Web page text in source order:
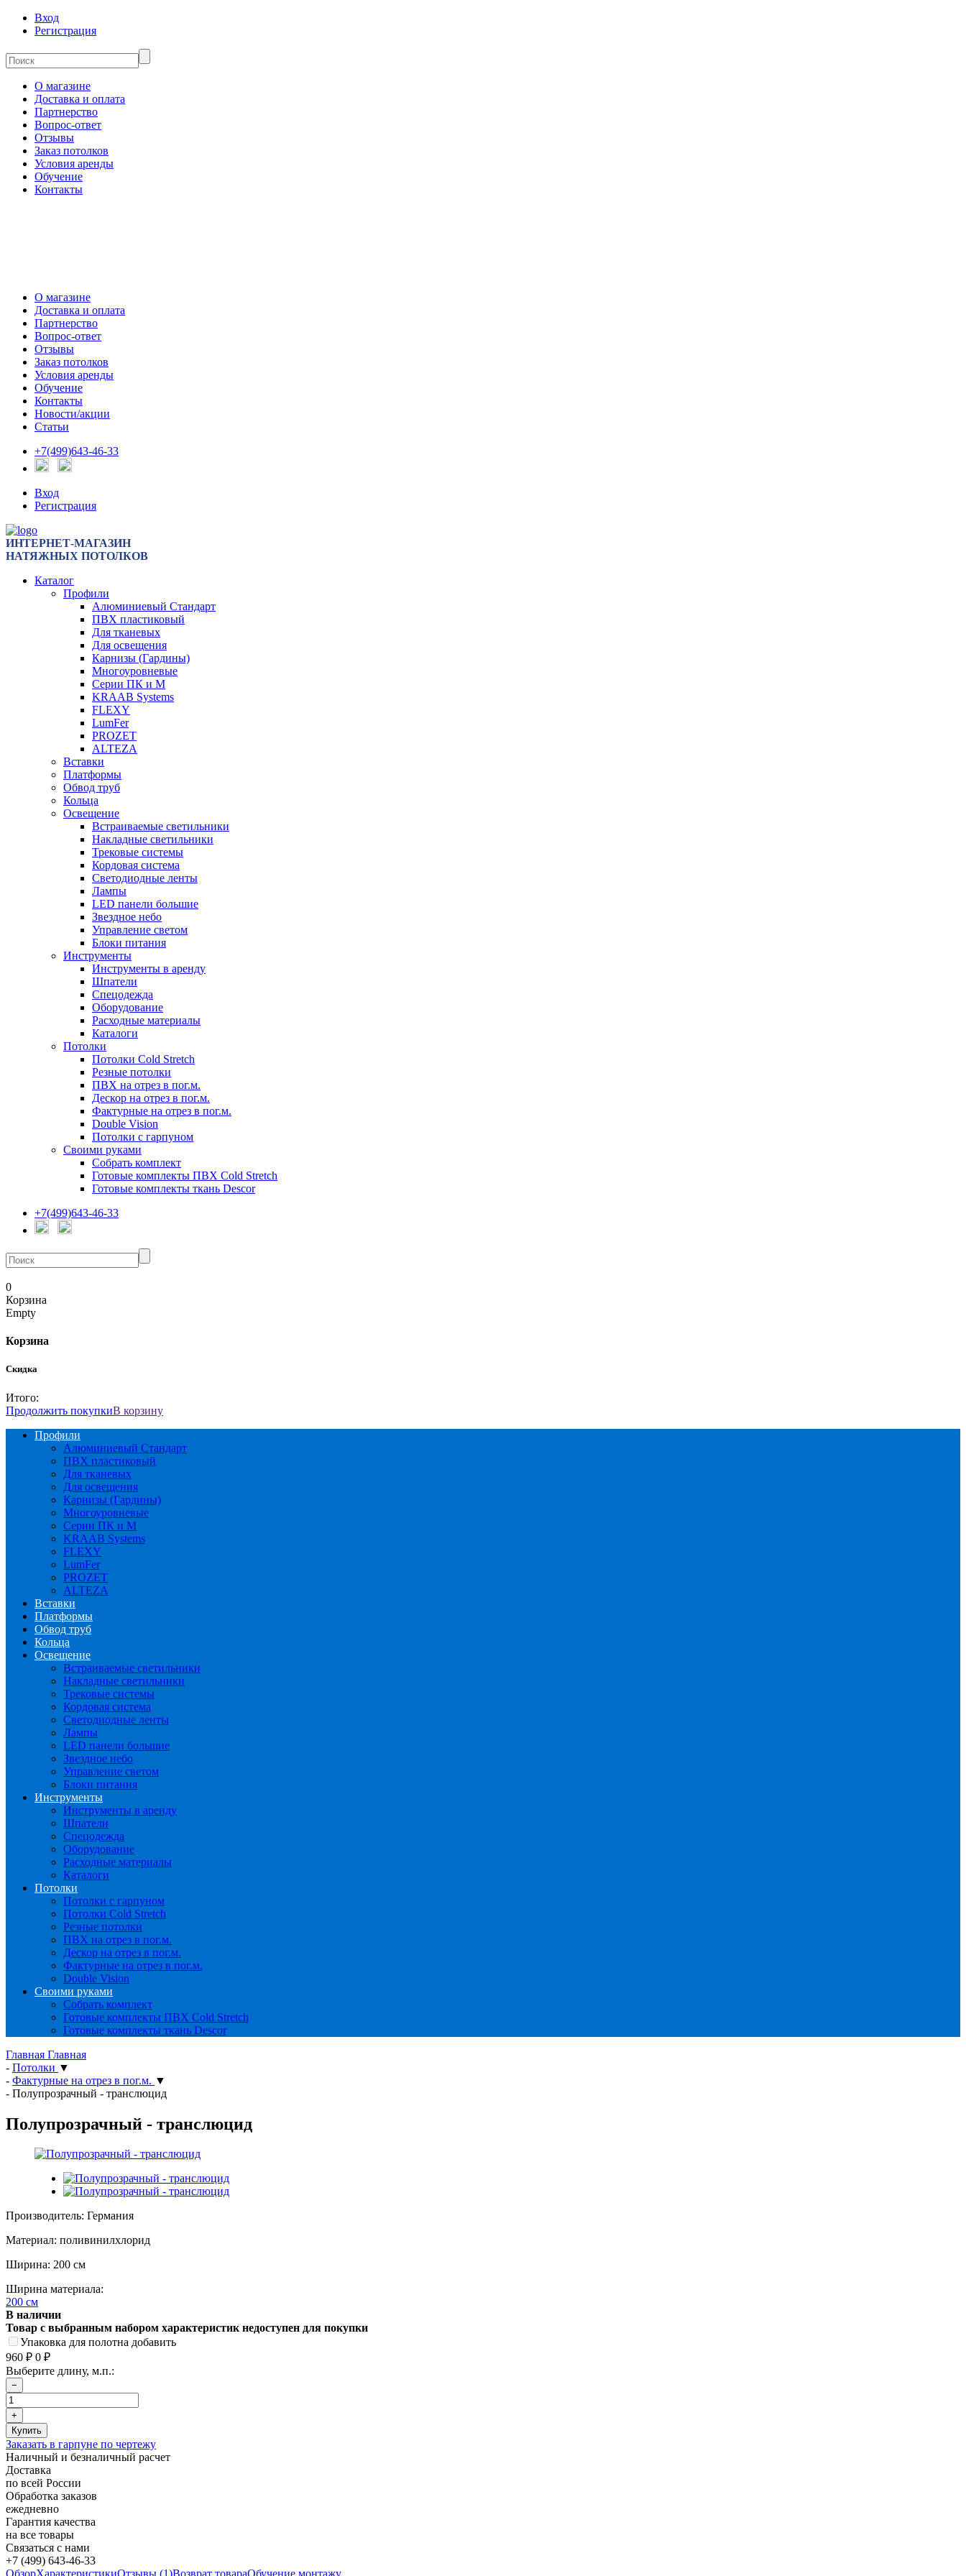
Вход
Регистрация
О магазине
Доставка и оплата
Партнерство
Вопрос-ответ
Отзывы
Заказ потолков
Условия аренды
Обучение
Контакты
О магазине
Доставка и оплата
Партнерство
Вопрос-ответ
Отзывы
Заказ потолков
Условия аренды
Обучение
Контакты
Новости/акции
Статьи
+7(499)643-46-33
Вход
Регистрация
ИНТЕРНЕТ-МАГАЗИН
НАТЯЖНЫХ ПОТОЛКОВ
Каталог
Профили
Алюминиевый Стандарт
ПВХ пластиковый
Для тканевых
Для освещения
Карнизы (Гардины)
Многоуровневые
Серии ПК и М
KRAAB Systems
FLEXY
LumFer
PROZET
ALTEZA
Вставки
Платформы
Обвод труб
Кольца
Освещение
Встраиваемые светильники
Накладные светильники
Трековые системы
Кордовая система
Светодиодные ленты
Лампы
LED панели большие
Звездное небо
Управление светом
Блоки питания
Инструменты
Инструменты в аренду
Шпатели
Спецодежда
Оборудование
Расходные материалы
Каталоги
Потолки
Потолки Cold Stretch
Резные потолки
ПВХ на отрез в пог.м.
Дескор на отрез в пог.м.
Фактурные на отрез в пог.м.
Double Vision
Потолки с гарпуном
Своими руками
Собрать комплект
Готовые комплекты ПВХ Cold Stretch
Готовые комплекты ткань Descor
+7(499)643-46-33
0
Корзина
Empty
Корзина
Скидка
Итого:
Продолжить покупкиВ корзину
Профили
Алюминиевый Стандарт
ПВХ пластиковый
Для тканевых
Для освещения
Карнизы (Гардины)
Многоуровневые
Серии ПК и М
KRAAB Systems
FLEXY
LumFer
PROZET
ALTEZA
Вставки
Платформы
Обвод труб
Кольца
Освещение
Встраиваемые светильники
Накладные светильники
Трековые системы
Кордовая система
Светодиодные ленты
Лампы
LED панели большие
Звездное небо
Управление светом
Блоки питания
Инструменты
Инструменты в аренду
Шпатели
Спецодежда
Оборудование
Расходные материалы
Каталоги
Потолки
Потолки с гарпуном
Потолки Cold Stretch
Резные потолки
ПВХ на отрез в пог.м.
Дескор на отрез в пог.м.
Фактурные на отрез в пог.м.
Double Vision
Своими руками
Собрать комплект
Готовые комплекты ПВХ Cold Stretch
Готовые комплекты ткань Descor
Главная Главная
- Потолки ▼
- Фактурные на отрез в пог.м. ▼
- Полупрозрачный - транслюцид
Полупрозрачный - транслюцид
Производитель: Германия
Материал: поливинилхлорид
Ширина: 200 см
Ширина материала:
200 см
В наличии
Товар с выбранным набором характеристик недоступен для покупки
Упаковка для полотна добавить
960 ₽ 0 ₽
Выберите длину, м.п.:
Заказать в гарпуне по чертежу
Наличный и безналичный расчет
Доставка
по всей России
Обработка заказов
ежедневно
Гарантия качества
на все товары
Связаться с нами
+7 (499) 643-46-33